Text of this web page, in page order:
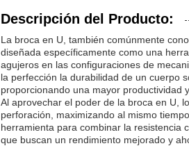
Descripción del Producto:
La broca en U, también comúnmente
diseñada específicamente como una
agujeros en las configuraciones de
la perfección la durabilidad de un cuerpo
proporcionando una mayor productividad
Al aprovechar el poder de la broca en U,
perforación, maximizando al mismo
herramienta para combinar la resistencia
que buscan un rendimiento mejorado y